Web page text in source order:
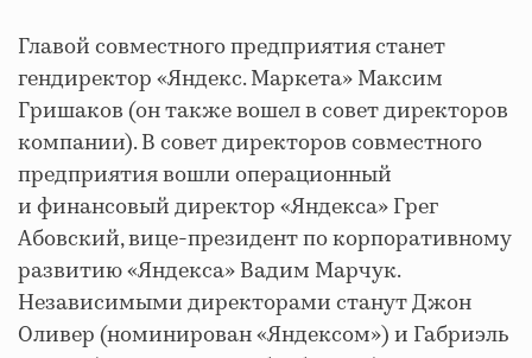
Главой совместного предприятия станет
гендиректор «Яндекс. Маркета» Максим
Гришаков (он также вошел в совет директоров
компании). В совет директоров совместного
предприятия вошли операционный
и финансовый директор «Яндекса» Грег
Абовский, вице-президент по корпоративному
развитию «Яндекса» Вадим Марчук.
Независимыми директорами станут Джон
Оливер (номинирован «Яндексом») и Габриэль